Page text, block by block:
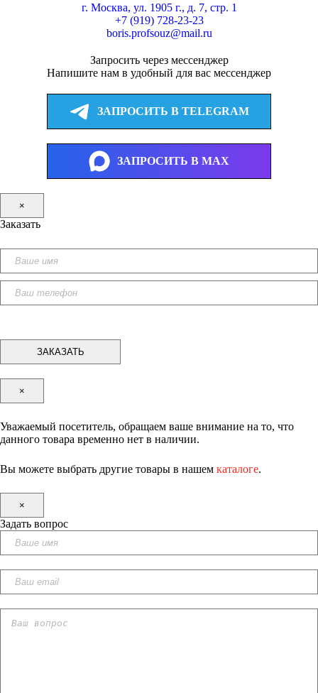
г. Москва, ул. 1905 г., д. 7, стр. 1
+7 (919) 728-23-23
boris.profsouz@mail.ru
Запросить через мессенджер
Напишите нам в удобный для вас мессенджер
ЗАПРОСИТЬ В TELEGRAM
ЗАПРОСИТЬ В MAX
×
Заказать
×
Уважаемый посетитель, обращаем ваше внимание на то, что
данного товара временно нет в наличии.
Вы можете выбрать другие товары в нашем каталоге.
×
Задать вопрос